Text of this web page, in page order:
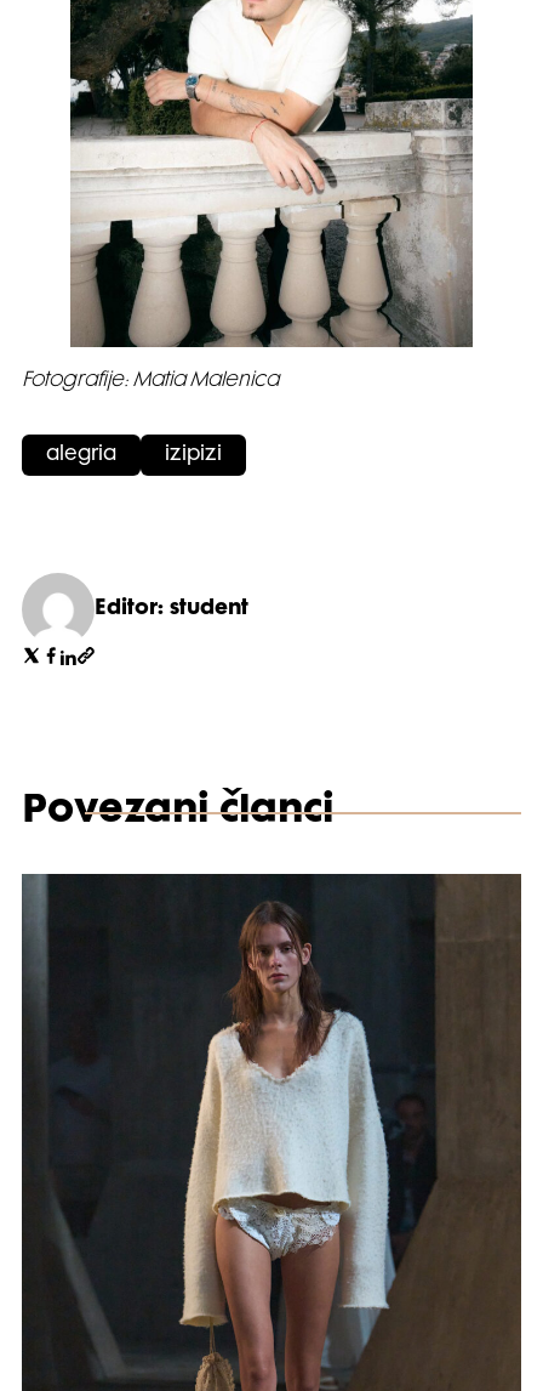
Fotografije: Matia Malenica
alegria izipizi
Editor: student
Povezani članci